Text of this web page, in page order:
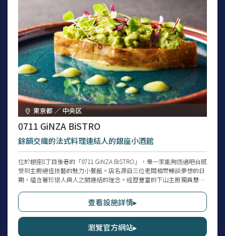
東京都 ／ 中央区
0711 GiNZA BiSTRO
餘韻交織的法式料理連結人的銀座小酒館
位於銀座8丁目後巷的「0711 GiNZA BiSTRO」，是一家能夠透過吧台感
受到主廚絕佳技藝的魅力小餐館。店名源自三位老闆相聚暢談夢想的日
期，蘊含著珍惜人與人之間連結的理念。經歷豐富的下山主廚獨具慧眼
供多樣化的單點餐點及應季菜色，每次造訪都能遇見全新的魅力。在彷
彿說著「歡迎回家」般溫暖的空間中，讓人能盡情享受美好時光。
查看設施詳情▸
瀏覽官方網站▸